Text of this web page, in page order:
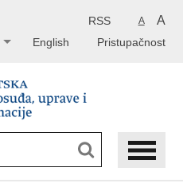
A A
RSS
Pristupačnost
English